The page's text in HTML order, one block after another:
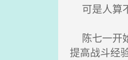
可是人算
陈七一开
提高战斗经验